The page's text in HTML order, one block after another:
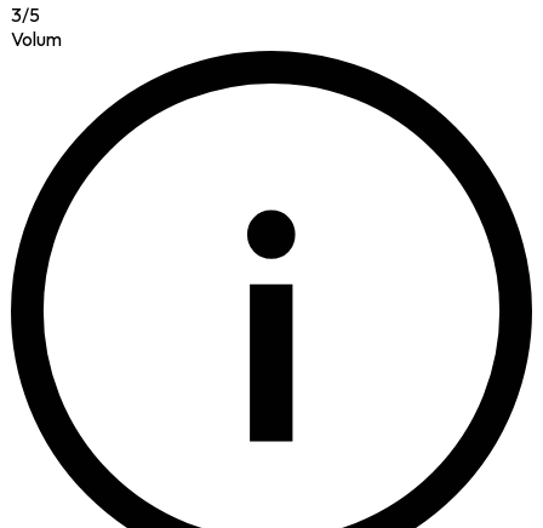
3/5
Volum
i